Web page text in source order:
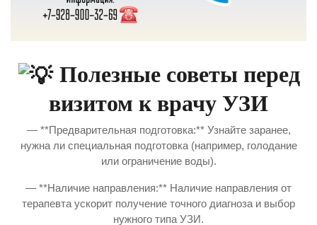
Полезные советы перед
визитом к врачу УЗИ
— **Предварительная подготовка:** Узнайте заранее,
нужна ли специальная подготовка (например, голодание
или ограничение воды).
— **Наличие направления:** Наличие направления от
терапевта ускорит получение точного диагноза и выбор
нужного типа УЗИ.